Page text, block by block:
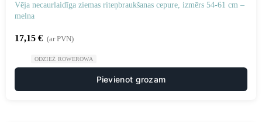
Vēja necaurlaidīga ziemas riteņbraukšanas cepure, izmērs 54-61 cm –
melna
17,15 € (ar PVN)
ODZIEŻ ROWEROWA
Pievienot grozam